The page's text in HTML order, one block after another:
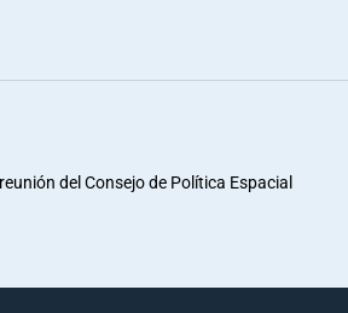
del Consejo de Política Espacial